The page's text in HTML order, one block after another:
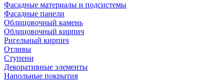
Фасадные материалы и подсистемы
Фасадные панели
Облицовочный камень
Облицовочный кирпич
Ригельный кирпич
Отливы
Ступени
Декоративные элементы
Напольные покрытия